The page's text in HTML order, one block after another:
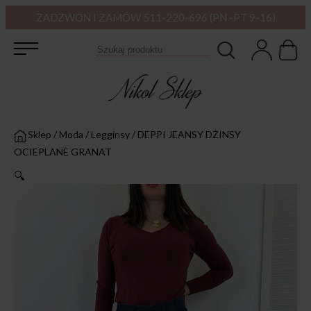
ZADZWOŃ I ZAMÓW 511-220-696 (PN -PT 9-16)
Sklep / Moda / Legginsy / DEPPI JEANSY DŻINSY
OCIEPLANE GRANAT
🔍